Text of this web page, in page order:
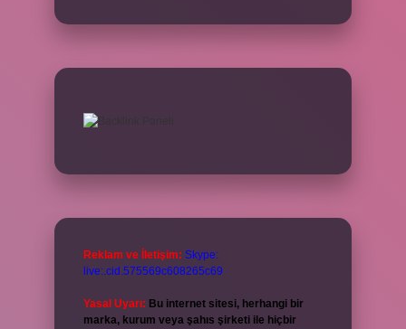
Reklam ve İletişim: Skype:
live:.cid.575569c608265c69
Yasal Uyarı: Bu internet sitesi, herhangi bir
marka, kurum veya şahıs şirketi ile hiçbir